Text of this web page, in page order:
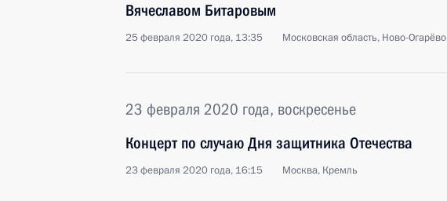
Вячеславом Битаровым
25 февраля 2020 года, 13:35 Московская область, Ново-Огарёво
23 февраля 2020 года, воскресенье
Концерт по случаю Дня защитника Отечества
23 февраля 2020 года, 16:15 Москва, Кремль